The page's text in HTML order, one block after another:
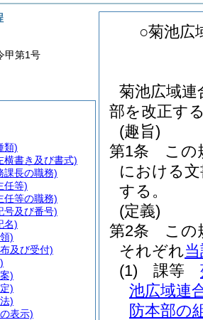
○菊池広
菊池広域連
部を改正す
(趣旨)
第1条
この
における
する。
(定義)
第2条
この
それぞれ
(1)
課等
池広域連
防本部の
甲第1号
類)
横書き及び書式)
課長の職務)
任等)
任等の職務)
号及び番号)
名)
)
及び受付)
)
)
)
表示)